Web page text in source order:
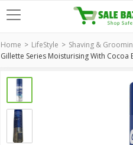
Home LifeStyle
Shaving &
Gillette Series Moisturising With Cocoa